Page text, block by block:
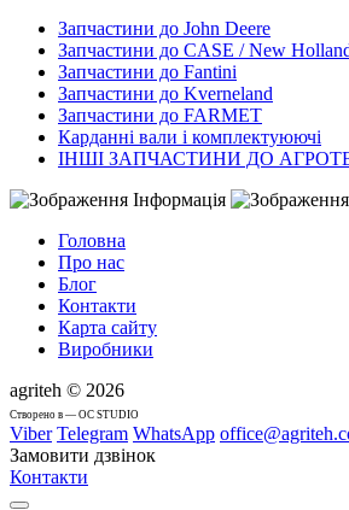
Запчастини до John Deere
Запчастини до CASE / New
Запчастини до Fantini
Запчастини до Kverneland
Запчастини до FARMET
Карданні вали і комплектуюючі
ІНШІ ЗАПЧАСТИНИ ДО
Інформація
Головна
Про нас
Блог
Контакти
Карта сайту
Виробники
agriteh © 2026
Cтворено в — OC STUDIO
Viber Telegram WhatsApp
Замовити дзвінок
Контакти